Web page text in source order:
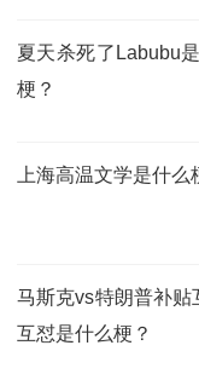
夏天杀死了Labubu
梗？
上海高温文学是什
马斯克vs特朗普补
互怼是什么梗？